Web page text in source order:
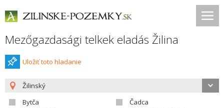
Mezőgazdasági telkek eladás Žilina
Uložiť toto hladanie
Žilinský
Bytča
Čadca